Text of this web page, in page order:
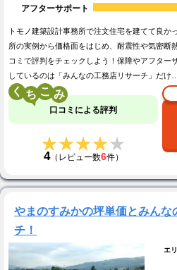
アフターサポート
トモノ建築設計事務所で注文住宅を建てて良か
所の実例から価格面をはじめ、耐震性や気密断
コミで評判をチェックしよう！保障やアフター
しているのは「みんなの工務店リサーチ」だけ…
く こ
口コミによる評判
★★★★★
★★★★★
4（レビュー数6件）
やまのすみかの坪単価とみんな
チ！
エ